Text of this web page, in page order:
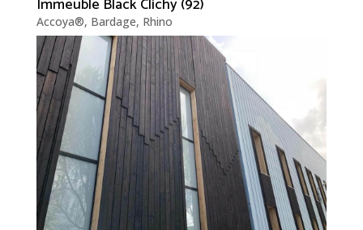
Accoya®, Bardage, Rhino